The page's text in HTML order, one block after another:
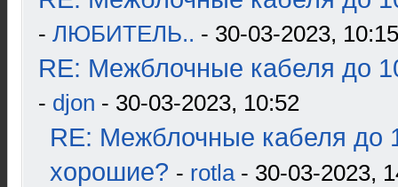
- ЛЮБИТЕЛЬ.. - 30-03-2023, 10:15
RE: Межблочные кабеля до
- djon - 30-03-2023, 10:52
RE: Межблочные кабеля до
хорошие? - rotla- 30-03-2023,